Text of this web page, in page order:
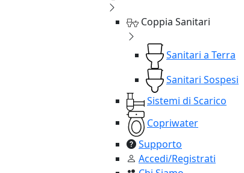
Coppia Sanitari
Sanitari a Terra
Sanitari Sospesi
Sistemi di Scarico
Copriwater
Supporto
Accedi/Registrati